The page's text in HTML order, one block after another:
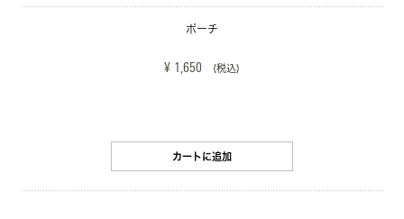
ポーチ
¥ 1,650 (税込)
カートに追加